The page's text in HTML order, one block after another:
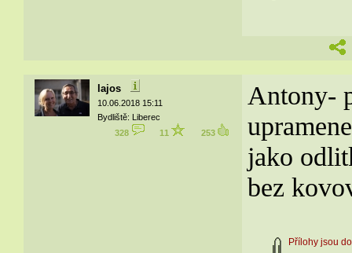
lajos
10.06.2018 15:11
Bydliště: Liberec
328
11 253
Antony-
jako
bez
Přílohy jsou